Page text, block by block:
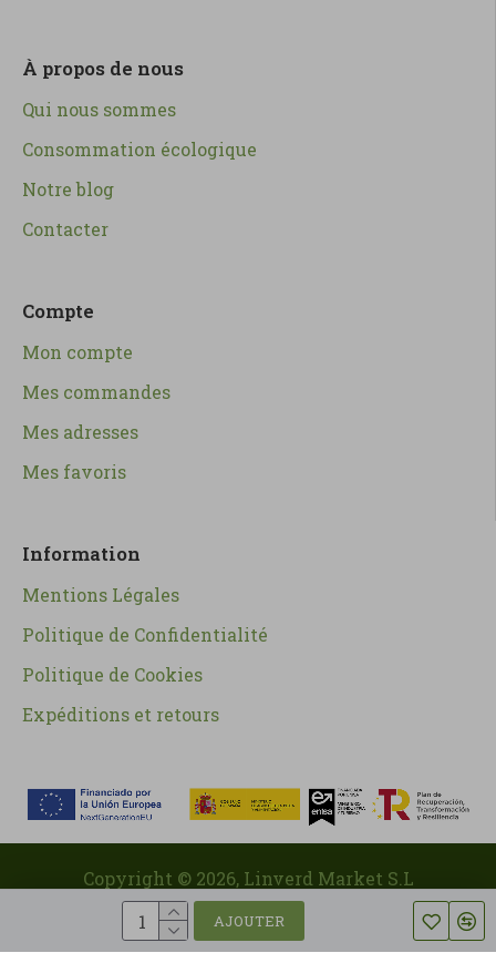
AJOUTER
À propos de nous
Qui nous sommes
Consommation écologique
Notre blog
Contacter
Compte
Mon compte
Mes commandes
Mes adresses
Mes favoris
Information
Mentions Légales
Politique de Confidentialité
Politique de Cookies
Expéditions et retours
Copyright © 2026, Linverd Market S.L